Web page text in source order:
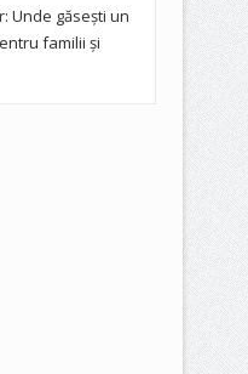
Unde găsești un
familii și